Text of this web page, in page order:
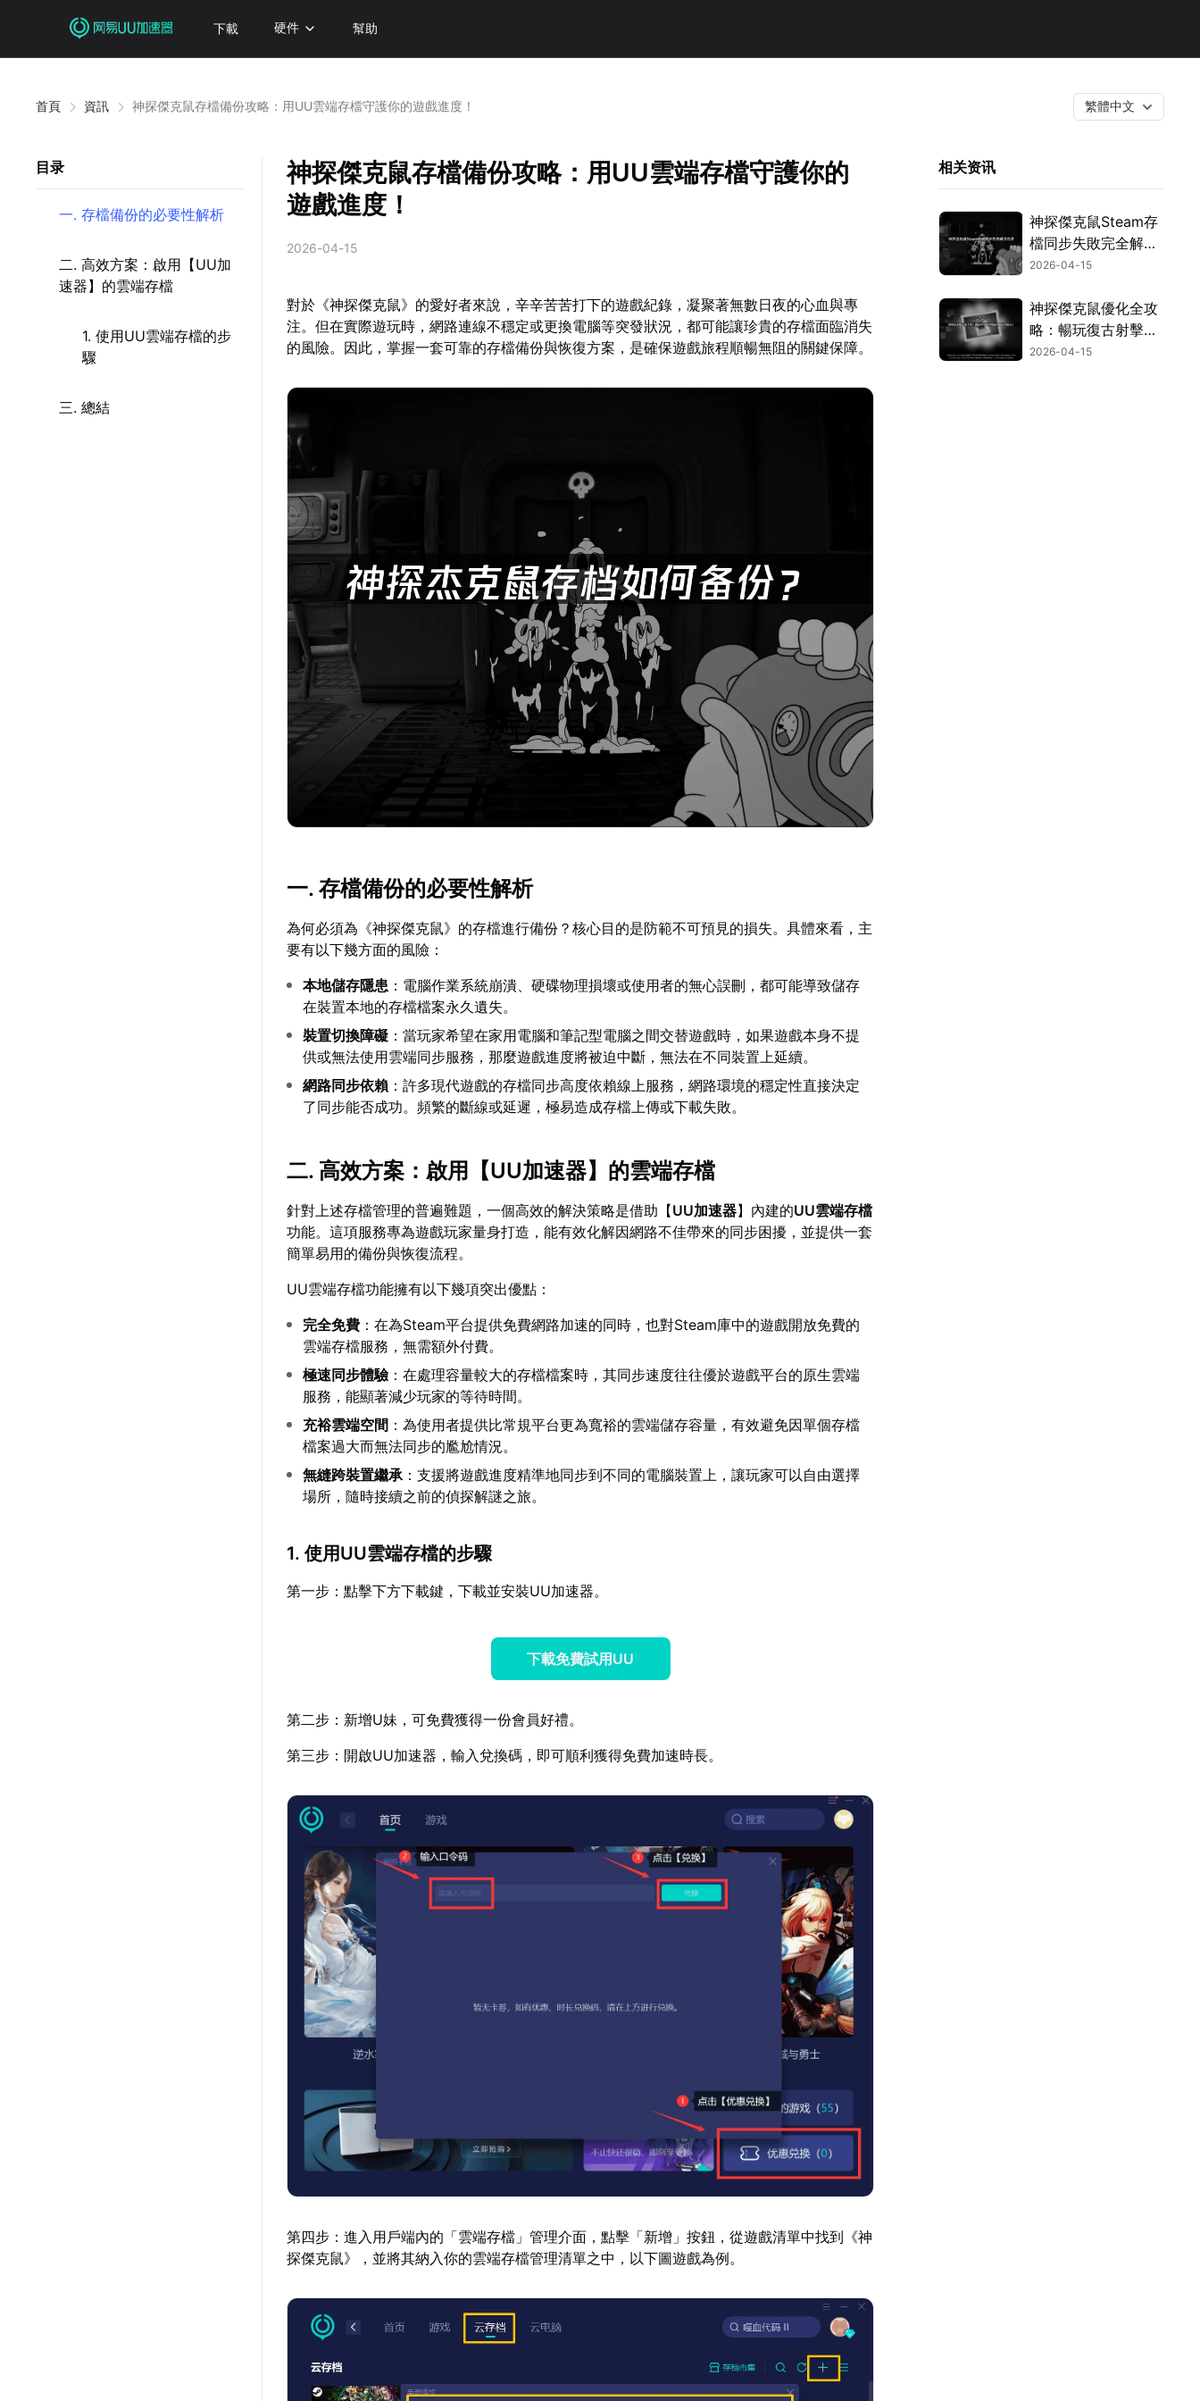
下載 硬件 幫助
首頁 資訊 神探傑克鼠存檔備份攻略：用UU雲端存檔守護你的遊戲進度！ 繁體中文
目录
一. 存檔備份的必要性解析
二. 高效方案：啟用【UU加
速器】的雲端存檔
1. 使用UU雲端存檔的步
驟
三. 總結
神探傑克鼠存檔備份攻略：用UU雲端存檔守護你的
遊戲進度！
2026-04-15
對於《神探傑克鼠》的愛好者來說，辛辛苦苦打下的遊戲紀錄，凝聚著無數日夜的心血與專
注。但在實際遊玩時，網路連線不穩定或更換電腦等突發狀況，都可能讓珍貴的存檔面臨消失
的風險。因此，掌握一套可靠的存檔備份與恢復方案，是確保遊戲旅程順暢無阻的關鍵保障。
一. 存檔備份的必要性解析
為何必須為《神探傑克鼠》的存檔進行備份？核心目的是防範不可預見的損失。具體來看，主
要有以下幾方面的風險：
本地儲存隱患 ：電腦作業系統崩潰、硬碟物理損壞或使用者的無心誤刪，都可能導致儲存
在裝置本地的存檔檔案永久遺失。
裝置切換障礙 ：當玩家希望在家用電腦和筆記型電腦之間交替遊戲時，如果遊戲本身不提
供或無法使用雲端同步服務，那麼遊戲進度將被迫中斷，無法在不同裝置上延續。
網路同步依賴 ：許多現代遊戲的存檔同步高度依賴線上服務，網路環境的穩定性直接決定
了同步能否成功。頻繁的斷線或延遲，極易造成存檔上傳或下載失敗。
二. 高效方案：啟用【UU加速器】的雲端存檔
針對上述存檔管理的普遍難題，一個高效的解決策略是借助【UU加速器】內建的UU雲端存檔
功能。這項服務專為遊戲玩家量身打造，能有效化解因網路不佳帶來的同步困擾，並提供一套
簡單易用的備份與恢復流程。
UU雲端存檔功能擁有以下幾項突出優點：
完全免費 ：在為Steam平台提供免費網路加速的同時，也對Steam庫中的遊戲開放免費的
雲端存檔服務，無需額外付費。
極速同步體驗：在處理容量較大的存檔檔案時，其同步速度往往優於遊戲平台的原生雲端
服務，能顯著減少玩家的等待時間。
充裕雲端空間 ：為使用者提供比常規平台更為寬裕的雲端儲存容量，有效避免因單個存檔
檔案過大而無法同步的尷尬情況。
無縫跨裝置繼承 ：支援將遊戲進度精準地同步到不同的電腦裝置上，讓玩家可以自由選擇
場所，隨時接續之前的偵探解謎之旅。
1. 使用UU雲端存檔的步驟
第一步：點擊下方下載鍵，下載並安裝UU加速器。
下載免費試用UU
第二步：新增U妹，可免費獲得一份會員好禮。
第三步：開啟UU加速器，輸入兌換碼，即可順利獲得免費加速時長。
第四步：進入用戶端內的「雲端存檔」管理介面，點擊「新增」按鈕，從遊戲清單中找到《神
探傑克鼠》，並將其納入你的雲端存檔管理清單之中，以下圖遊戲為例。
相关资讯
神探傑克鼠Steam存
檔同步失敗完全解決
指南與替代方案！
2026-04-15
神探傑克鼠優化全攻
略：暢玩復古射擊快
感！
2026-04-15